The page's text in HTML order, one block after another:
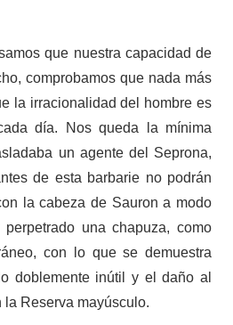
que nuestra capacidad de
comprobamos que nada más
la irracionalidad del hombre es
día. Nos queda la mínima
un agente del Seprona,
de esta barbarie no podrán
la cabeza de Sauron a modo
una chapuza, como
con lo que se demuestra
doblemente inútil y el daño al
Reserva mayúsculo.